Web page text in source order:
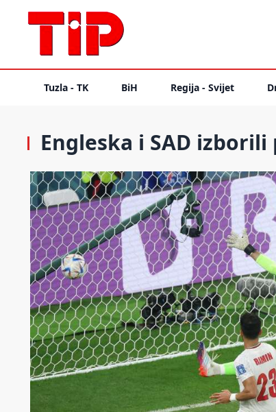
Tuzla - TK BiH Regija - Svijet
Engleska i SAD